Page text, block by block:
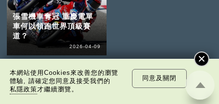
張雪機車奪冠 重慶電單
車何以領跑世界頂級賽
道？
2026-04-09
本網站使用Cookies來改善您的瀏覽
體驗, 請確定您同意及接受我們的
私隱政策才繼續瀏覽。
同意及關閉